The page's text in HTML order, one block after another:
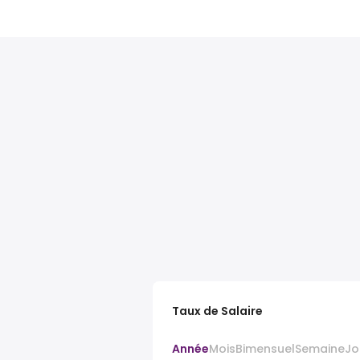
Taux de Salaire
AnnéeMoisBimensuelSemaine